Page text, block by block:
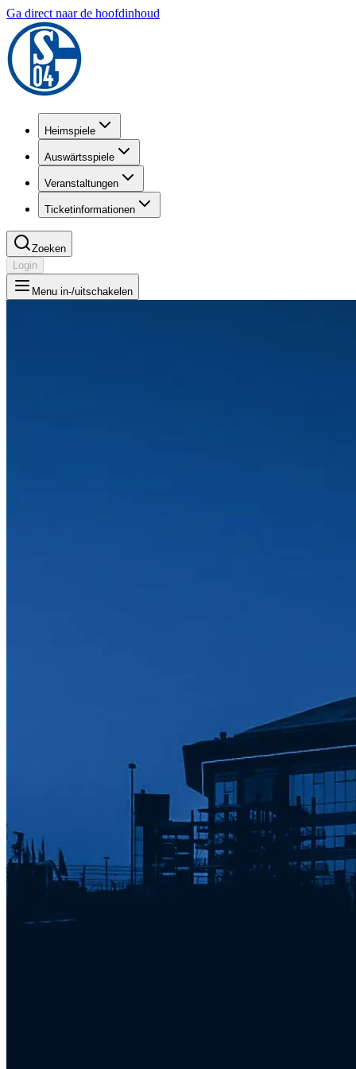
Ga direct naar de hoofdinhoud
Heimspiele
Auswärtsspiele
Veranstaltungen
Ticketinformationen
Zoeken
Login
Menu in-/uitschakelen